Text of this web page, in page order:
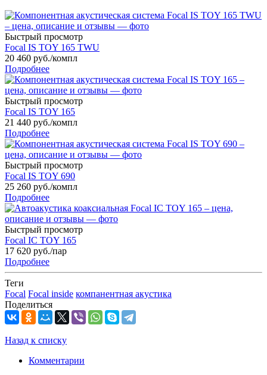
Быстрый просмотр
Focal IS TOY 165 TWU
20 460 руб./компл
Подробнее
Быстрый просмотр
Focal IS TOY 165
21 440 руб./компл
Подробнее
Быстрый просмотр
Focal IS TOY 690
25 260 руб./компл
Подробнее
Быстрый просмотр
Focal IC TOY 165
17 620 руб./пар
Подробнее
Теги
Focal Focal inside компанентная акустика
Поделиться
Назад к списку
Комментарии